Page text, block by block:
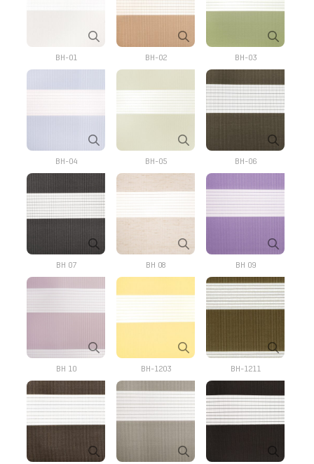
BH-01 BH-02 BH-03
BH-04 BH-05 BH-06
BH 07 BH 08 BH 09
BH 10 BH-1203 BH-1211